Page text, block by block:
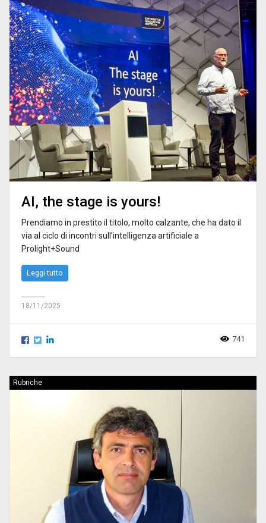
AI, the stage is yours!
Prendiamo in prestito il titolo, molto calzante, che ha dato il
via al ciclo di incontri sull’intelligenza artificiale a
Prolight+Sound
Leggi tutto
18/11/2025
741
Rubriche